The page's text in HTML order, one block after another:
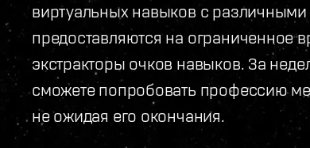
виртуальных навыков с
предоставляются на ограниченное
экстракторы очков навыков. За
сможете попробовать профессию
не ожидая его окончания.